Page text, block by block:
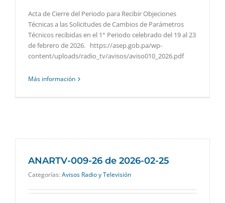
Acta de Cierre del Periodo para Recibir Objeciones
Técnicas a las Solicitudes de Cambios de Parámetros
Técnicos recibidas en el 1° Periodo celebrado del 19 al 23
de febrero de 2026. https://asep.gob.pa/wp-
content/uploads/radio_tv/avisos/aviso010_2026.pdf
Más información
ANARTV-009-26 de 2026-02-25
Categorías: Avisos Radio y Televisión